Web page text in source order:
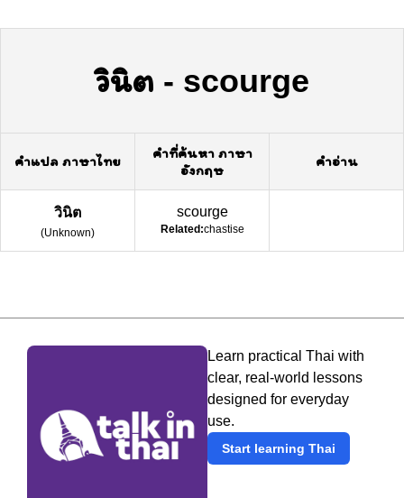
วินิต - scourge
คำแปล ภาษาไทย
คำที่ค้นหา ภาษา
อังกฤษ
คำอ่าน
วินิต
(Unknown)
scourge
Related:chastise
Learn practical Thai with
clear, real-world lessons
designed for everyday
use.
Start learning Thai